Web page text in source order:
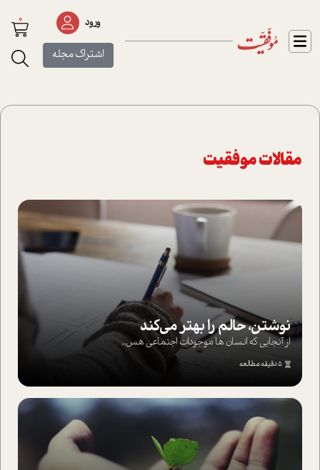
ورود
اشتراک مجله
0
مقالات موفقیت
نوشتن، حالم را بهتر می‌کند
از آنجایی که انسان ها موجودات اجتماعی هس...
5 دقیقه مطالعه